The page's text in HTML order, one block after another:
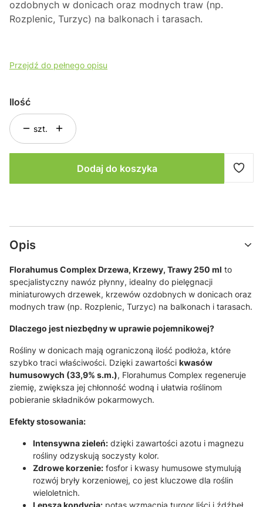
ozdobnych w donicach oraz modnych traw (np.
Rozplenic, Turzyc) na balkonach i tarasach.
Przejdź do pełnego opisu
Ilość
szt.
Dodaj do koszyka
Opis
Florahumus Complex Drzewa, Krzewy, Trawy 250 ml to
specjalistyczny nawóz płynny, idealny do pielęgnacji
miniaturowych drzewek, krzewów ozdobnych w donicach oraz
modnych traw (np. Rozplenic, Turzyc) na balkonach i tarasach.
Dlaczego jest niezbędny w uprawie pojemnikowej?
Rośliny w donicach mają ograniczoną ilość podłoża, które
szybko traci właściwości. Dzięki zawartości kwasów
humusowych (33,9% s.m.), Florahumus Complex regeneruje
ziemię, zwiększa jej chłonność wodną i ułatwia roślinom
pobieranie składników pokarmowych.
Efekty stosowania:
Intensywna zieleń: dzięki zawartości azotu i magnezu
rośliny odzyskują soczysty kolor.
Zdrowe korzenie: fosfor i kwasy humusowe stymulują
rozwój bryły korzeniowej, co jest kluczowe dla roślin
wieloletnich.